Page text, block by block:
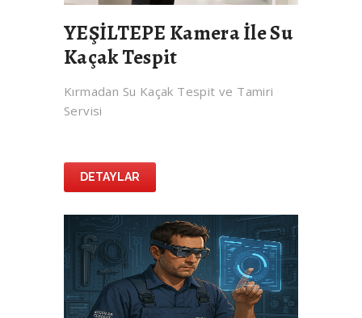
YEŞİLTEPE Kamera İle Su
Kaçak Tespit
Kırmadan Su Kaçak Tespit ve Tamiri
Servisi
DETAYLAR